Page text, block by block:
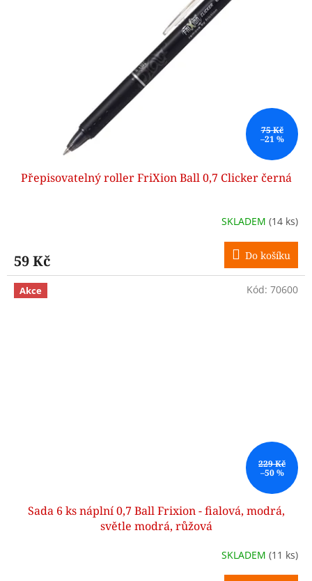
75 Kč
–21 %
Přepisovatelný roller FriXion Ball 0,7 Clicker černá
SKLADEM (14 ks)
59 Kč Do košíku
Akce
229 Kč
–50 %
Sada 6 ks náplní 0,7 Ball Frixion - fialová, modrá,
světle modrá, růžová
SKLADEM (11 ks)
Kód: 70600